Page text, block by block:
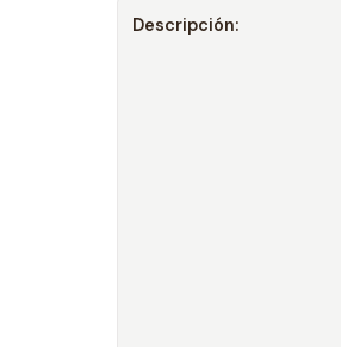
Descripción: